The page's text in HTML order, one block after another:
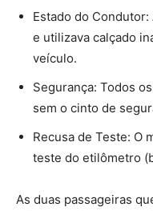
Estado do
e utilizava calçado
veículo.
Segurança: Todos
sem o cinto de
Recusa de Teste: O
teste do etilômetro
As duas passageiras